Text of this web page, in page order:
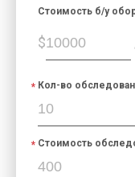
$
Cтоимость б/у
Кол-во
Стоимость